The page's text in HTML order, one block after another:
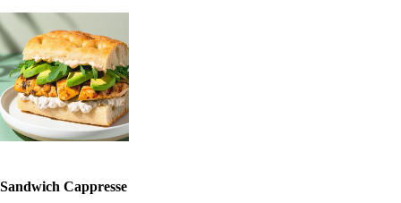
Sandwich Cappresse